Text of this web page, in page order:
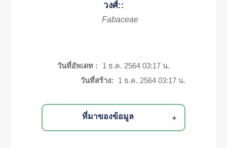
วงศ์::
Fabaceae
วันที่อัพเดท :
1 ธ.ค. 2564 03:17 น.
วันที่สร้าง:
1 ธ.ค. 2564 03:17 น.
ที่มาของข้อมูล